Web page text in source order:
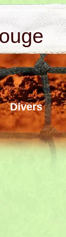
Divers